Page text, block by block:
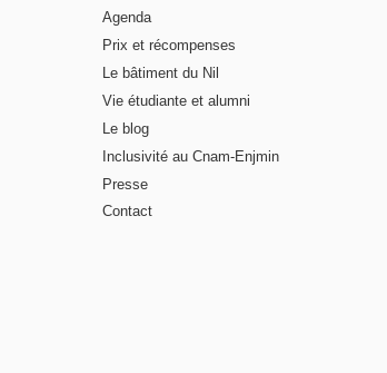
Agenda
Prix et récompenses
Le bâtiment du Nil
Vie étudiante et alumni
Le blog
Inclusivité au Cnam-Enjmin
Presse
Contact